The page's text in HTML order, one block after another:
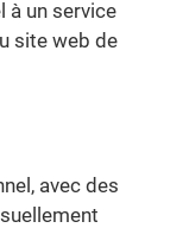
à un service
site web de
avec des